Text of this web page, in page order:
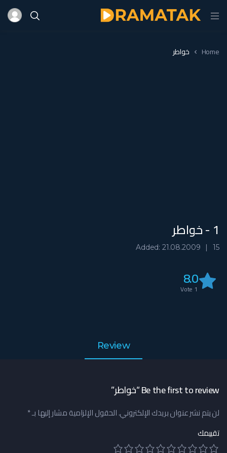
Home خواطر
1 - خواطر
15
Added: 21.08.2009
8.0
1
Review
Be the first to review “خواطر”
لن يتم نشر عنوان بريدك الإلكتروني.الحقول الإلزامية مشار إليها بـ*
تقييمك